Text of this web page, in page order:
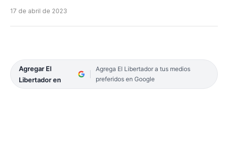
17 de abril de 2023
Agregar El
Libertador en
Agrega El Libertador a tus medios
preferidos en Google